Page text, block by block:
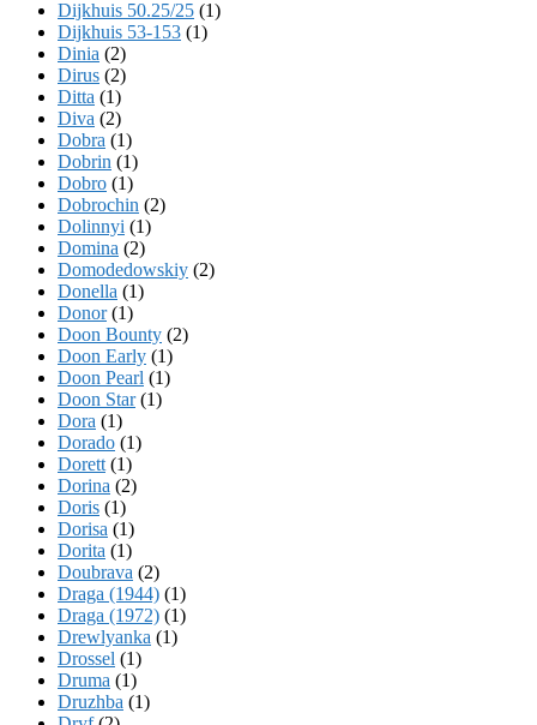
Dijkhuis 50.25/25 (1)
Dijkhuis 53-153 (1)
Dinia (2)
Dirus (2)
Ditta (1)
Diva (2)
Dobra (1)
Dobrin (1)
Dobro (1)
Dobrochin (2)
Dolinnyi (1)
Domina (2)
Domodedowskiy (2)
Donella (1)
Donor(1)
Doon Bounty (2)
Doon Early (1)
Doon Pearl (1)
Doon Star(1)
Dora (1)
Dorado (1)
Dorett (1)
Dorina (2)
Doris (1)
Dorisa (1)
Dorita (1)
Doubrava (2)
Draga (1944) (1)
Draga (1972) (1)
Drewlyanka (1)
Drossel (1)
Druma (1)
Druzhba (1)